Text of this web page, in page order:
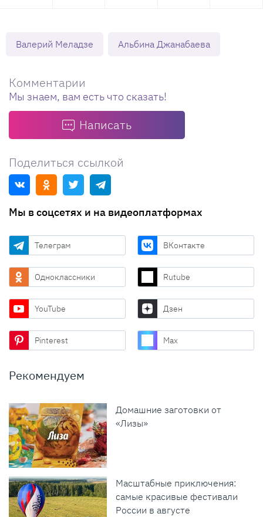
Валерий Меладзе Альбина Джанабаева
Комментарии
Мы знаем, вам есть что сказать!
Написать
Поделиться ссылкой
Мы в соцсетях и на видеоплатформах
Телеграм ВКонтакте
Одноклассники Rutube
YouTube Дзен
Pinterest Max
Рекомендуем
Домашние заготовки от
«Лизы»
Масштабные приключения:
самые красивые фестивали
России в августе